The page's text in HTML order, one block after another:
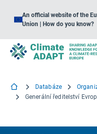
An official website of the
Union | How do you know?
Databáze